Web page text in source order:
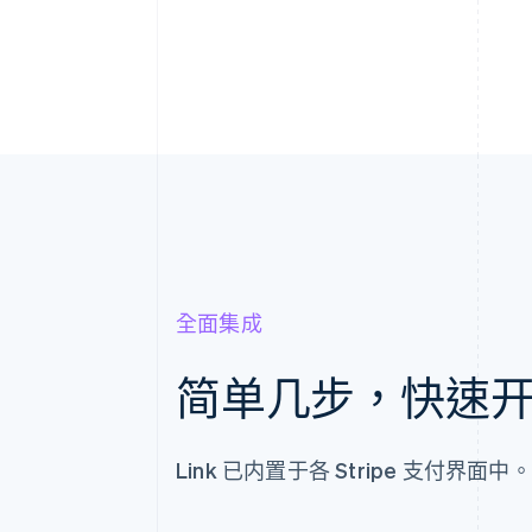
全面集成
简单几步，快速
Link 已内置于各 Stripe 支付界面中。